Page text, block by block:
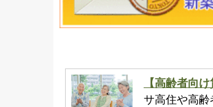
【高齢者向
サ高住や高